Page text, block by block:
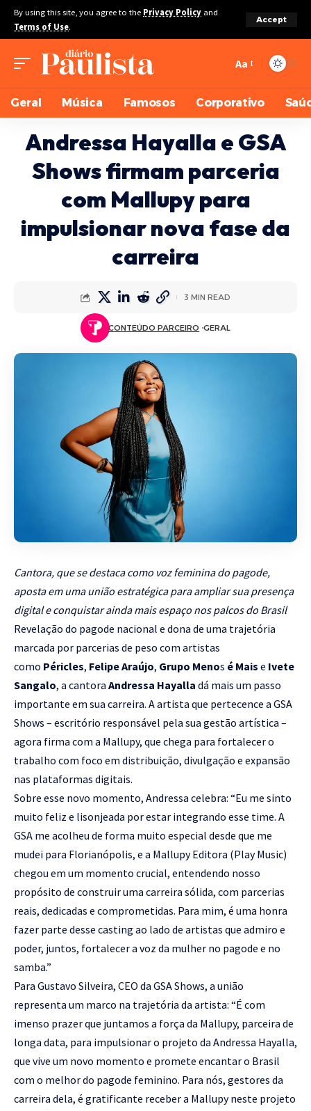
By using this site, you agree to the Privacy Policy and
Terms of Use.
Accept
Aa
Geral Música Famosos Corporativo
Andressa Hayalla e GSA
Shows firmam parceria
com Mallupy para
impulsionar nova fase da
carreira
CONTEÚDO PARCEIRO GERAL
3 MIN READ
Cantora, que se destaca como voz feminina do pagode,
aposta em uma união estratégica para ampliar sua presença
digital e conquistar ainda mais espaço nos palcos do Brasil
Revelação do pagode nacional e dona de uma trajetória
marcada por parcerias de peso com artistas
como Péricles, Felipe Araújo, Grupo Menos é Mais e Ivete
Sangalo, a cantora Andressa Hayalla dá mais um passo
importante em sua carreira. A artista que pertecence a GSA
Shows – escritório responsável pela sua gestão artística –
agora firma com a Mallupy, que chega para fortalecer o
trabalho com foco em distribuição, divulgação e expansão
nas plataformas digitais.
Sobre esse novo momento, Andressa celebra: “Eu me sinto
muito feliz e lisonjeada por estar integrando esse time. A
GSA me acolheu de forma muito especial desde que me
mudei para Florianópolis, e a Mallupy Editora (Play Music)
chegou em um momento crucial, entendendo nosso
propósito de construir uma carreira sólida, com parcerias
reais, dedicadas e comprometidas. Para mim, é uma honra
fazer parte desse casting ao lado de artistas que admiro e
poder, juntos, fortalecer a voz da mulher no pagode e no
samba.”
Para Gustavo Silveira, CEO da GSA Shows, a união
representa um marco na trajetória da artista: “É com
imenso prazer que juntamos a força da Mallupy, parceira de
longa data, para impulsionar o projeto da Andressa Hayalla,
que vive um novo momento e promete encantar o Brasil
com o melhor do pagode feminino. Para nós, gestores da
carreira dela, é gratificante receber a Mallupy neste projeto